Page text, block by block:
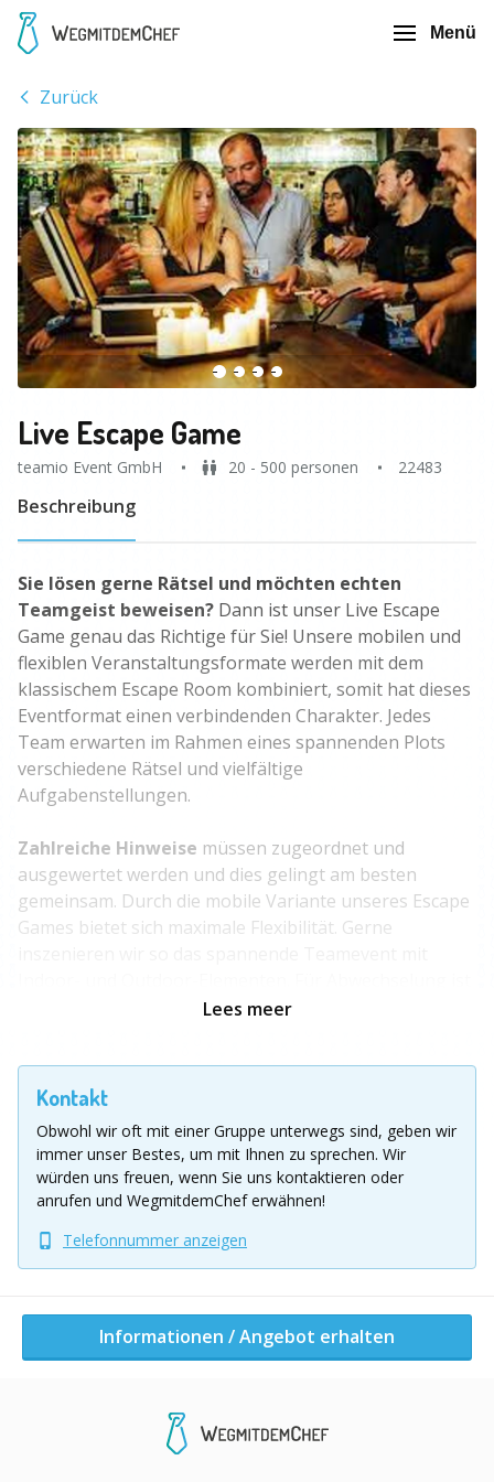
Menü
Zurück
Live Escape Game
teamio Event GmbH 20 - 500 personen 22483
Beschreibung
Sie lösen gerne Rätsel und möchten echten
Teamgeist beweisen? Dann ist unser Live Escape
Game genau das Richtige für Sie! Unsere mobilen und
flexiblen Veranstaltungsformate werden mit dem
klassischem Escape Room kombiniert, somit hat dieses
Eventformat einen verbindenden Charakter. Jedes
Team erwarten im Rahmen eines spannenden Plots
verschiedene Rätsel und vielfältige
Aufgabenstellungen.
Zahlreiche Hinweise müssen zugeordnet und
ausgewertet werden und dies gelingt am besten
gemeinsam. Durch die mobile Variante unseres Escape
Games bietet sich maximale Flexibilität. Gerne
dadurch bei Ihrem Event gesorgt. Wir beraten Sie
Location herum.
Preise:ab 59,00 € pro Person (zzgl. 19% MwSt.)
Location Ausflug
NRW und Umgebung
Informationen / Angebot erhalten
Andere Aktivitäten dieser Firma
Lees meer
Kontakt
Obwohl wir oft mit einer Gruppe unterwegs sind, geben wir
immer unser Bestes, um mit Ihnen zu sprechen. Wir
würden uns freuen, wenn Sie uns kontaktieren oder
anrufen und WegmitdemChef erwähnen!
Telefonnummer anzeigen
Informationen / Angebot erhalten